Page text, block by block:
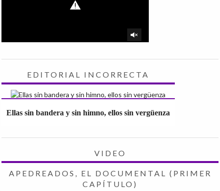
EDITORIAL INCORRECTA
Ellas sin bandera y sin himno, ellos sin vergüenza
VIDEO
APEDREADOS, EL DOCUMENTAL (PRIMER
CAPÍTULO)